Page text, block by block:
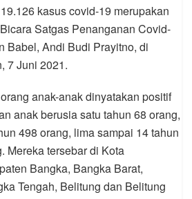
kasus covid-19 merupakan
Satgas Penanganan Covid-
Babel, Andi Budi Prayitno, di
7 Juni 2021.
anak-anak dinyatakan positif
anak berusia satu tahun 68 orang,
498 orang, lima sampai 14 tahun
Mereka tersebar di Kota
Bangka, Bangka Barat,
Tengah, Belitung dan Belitung